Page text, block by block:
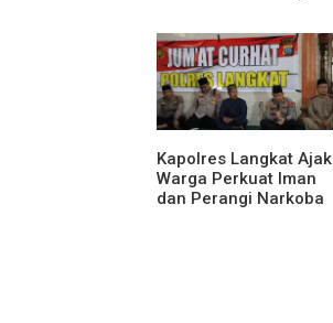
dan Kurangi
Ketergantungan
Gadget
Kapolres Langkat Ajak
Warga Perkuat Iman
dan Perangi Narkoba